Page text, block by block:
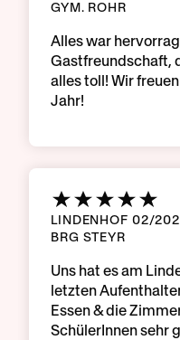
GYM. ROHR
Alles war
Gastfreundschaft,
alles toll! Wir
Jahr!
LINDENHOF 02/
BRG STEYR
Uns hat es am
letzten
Essen & die
SchülerInnen sehr